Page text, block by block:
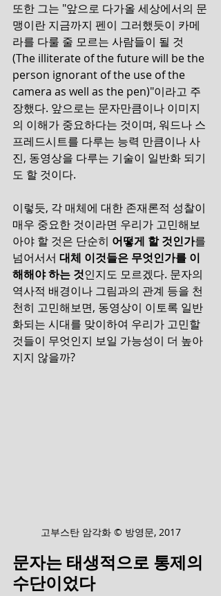
또한 그는 "앞으로 다가올 세상에서의 문
맹이란 지금까지 펜이 그러했듯이 카메
라를 다룰 줄 모르는 사람들이 될 것
(The illiterate of the future will be the
person ignorant of the use of the
camera as well as the pen)"이라고 주
장했다. 앞으로는 문자만큼이나 이미지
의 이해가 중요하다는 것이며, 워드나 스
프레드시트를 다루는 능력 만큼이나 사
진, 동영상을 다루는 기술이 일반화 되기
도 할 것이다.
이렇듯, 각 매체에 대한 존재론적 성찰이
매우 중요한 것이라면 우리가 고민해보
아야 할 것은 단순히 어떻게 할 것인가를
넘어서서 대체 이것들은 무엇인가를 이
해해야 하는 것인지도 모르겠다. 문자의
역사적 배경이나 그림과의 관계 등을 천
천히 고민해보면, 동영상이 이토록 일반
화되는 시대를 맞이하여 우리가 고민할
것들이 무엇인지 보일 가능성이 더 높아
지지 않을까?
고부스탄 암각화 © 방영문, 2017
문자는 태생적으로 통제의
수단이었다